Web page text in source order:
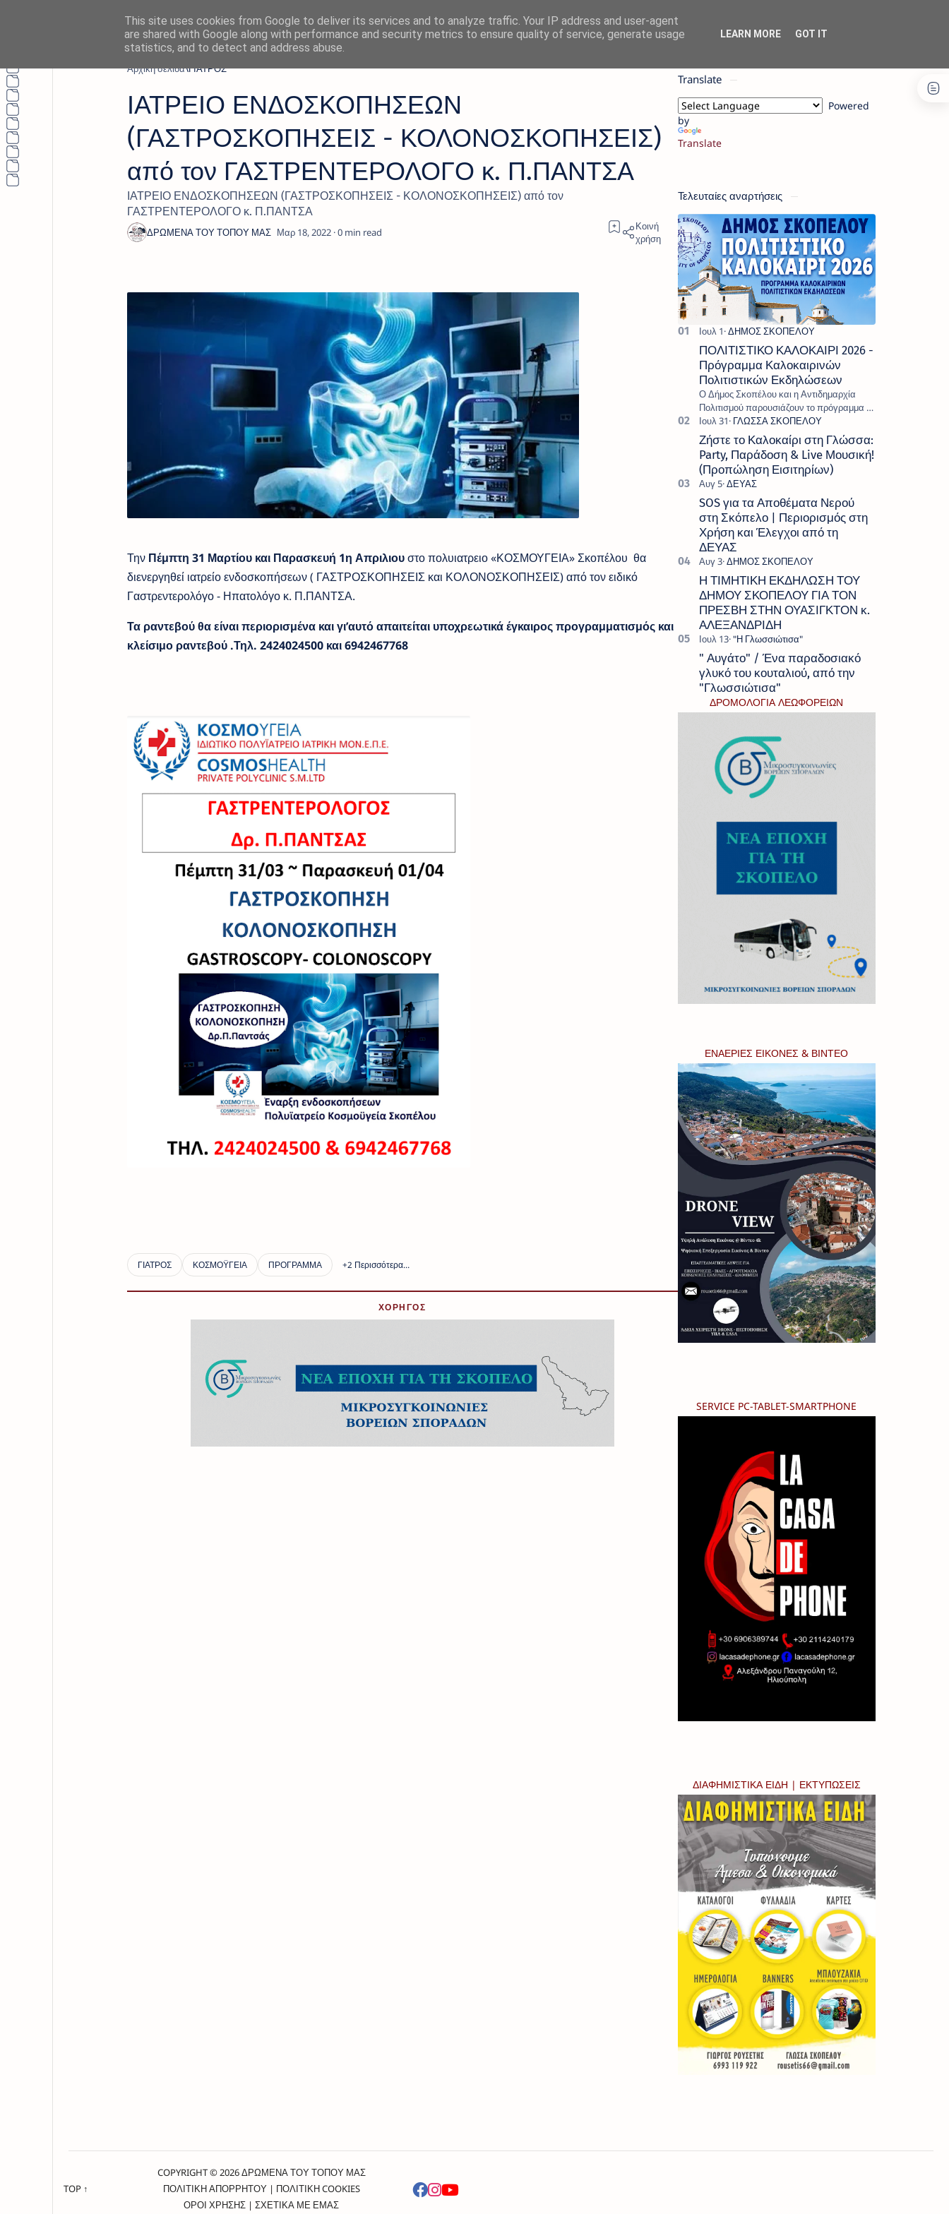
Αρχική σελίδα ΓΙΑΤΡΟΣ
ΙΑΤΡΕΙΟ ΕΝΔΟΣΚΟΠΗΣΕΩΝ
(ΓΑΣΤΡΟΣΚΟΠΗΣΕΙΣ - ΚΟΛΟΝΟΣΚΟΠΗΣΕΙΣ)
από τον ΓΑΣΤΡΕΝΤΕΡΟΛΟΓΟ κ. Π.ΠΑΝΤΣΑ
ΙΑΤΡΕΙΟ ΕΝΔΟΣΚΟΠΗΣΕΩΝ (ΓΑΣΤΡΟΣΚΟΠΗΣΕΙΣ - ΚΟΛΟΝΟΣΚΟΠΗΣΕΙΣ) από τον
ΓΑΣΤΡΕΝΤΕΡΟΛΟΓΟ κ. Π.ΠΑΝΤΣΑ
0
Την Πέμπτη 31 Μαρτίου και Παρασκευή 1η Απριλιουστο πολυιατρειο «ΚΟΣΜΟΥΓΕΙΑ» Σκοπέλου θα
διενεργηθεί ιατρείο ενδοσκοπήσεων ( ΓΑΣΤΡΟΣΚΟΠΗΣΕΙΣ και ΚΟΛΟΝΟΣΚΟΠΗΣΕΙΣ) από τον ειδικό
Γαστρεντερολόγο - Ηπατολόγο κ. Π.ΠΑΝΤΣΑ.
Τα ραντεβού θα είναι περιορισμένα και γι’αυτό απαιτείται υποχρεωτικά έγκαιρος προγραμματισμός και
κλείσιμο ραντεβού .Τηλ. 2424024500 και 6942467768
ΧΟΡΗΓΟΣ
Translate
Powered
by
Translate
Τελευταίες αναρτήσεις
ΠΟΛΙΤΙΣΤΙΚΟ ΚΑΛΟΚΑΙΡΙ 2026 -
Πρόγραμμα Καλοκαιρινών
Πολιτιστικών Εκδηλώσεων
Ο Δήμος Σκοπέλου και η Αντιδημαρχία
Πολιτισμού παρουσιάζουν το πρόγραμμα «
Πολιτιστικό Καλοκαίρι 2026 », ένα πλούσιο
και πολυσυλλεκτικό πρόγραμμα εκδ…
Ζήστε το Καλοκαίρι στη Γλώσσα:
Party, Παράδοση & Live Μουσική!
(Προπώληση Εισιτηρίων)
SOS για τα Αποθέματα Νερού
στη Σκόπελο | Περιορισμός στη
Χρήση και Έλεγχοι από τη
ΔΕΥΑΣ
Η ΤΙΜΗΤΙΚΗ ΕΚΔΗΛΩΣΗ ΤΟΥ
ΔΗΜΟΥ ΣΚΟΠΕΛΟΥ ΓΙΑ ΤΟΝ
ΠΡΕΣΒΗ ΣΤΗΝ ΟΥΑΣΙΓΚΤΟΝ κ.
ΑΛΕΞΑΝΔΡΙΔΗ
" Αυγάτο" / Ένα παραδοσιακό
γλυκό του κουταλιού, από την
"Γλωσσιώτισα"
ΔΡΟΜΟΛΟΓΙΑ ΛΕΩΦΟΡΕΙΩΝ
ΕΝΑΕΡΙΕΣ ΕΙΚΟΝΕΣ & ΒΙΝΤΕΟ
SERVICE PC-TABLET-SMARTPHONE
ΔΙΑΦΗΜΙΣΤΙΚΑ ΕΙΔΗ | ΕΚΤΥΠΩΣΕΙΣ
TOP ↑
COPYRIGHT © 2026 ΔΡΩΜΕΝΑ ΤΟΥ ΤΟΠΟΥ ΜΑΣ
ΠΟΛΙΤΙΚΗ ΑΠΟΡΡΗΤΟΥ| ΠΟΛΙΤΙΚΗ COOKIES
ΟΡΟΙ ΧΡΗΣΗΣ | ΣΧΕΤΙΚΑ ΜΕ ΕΜΑΣ
This site uses cookies from Google to deliver its services and to analyze traffic. Your IP address and user-agent
are shared with Google along with performance and security metrics to ensure quality of service, generate usage
statistics, and to detect and address abuse.
LEARN MORE GOT IT